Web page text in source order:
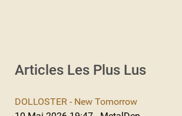
Articles Les Plus Lus
DOLLOSTER - New Tomorrow